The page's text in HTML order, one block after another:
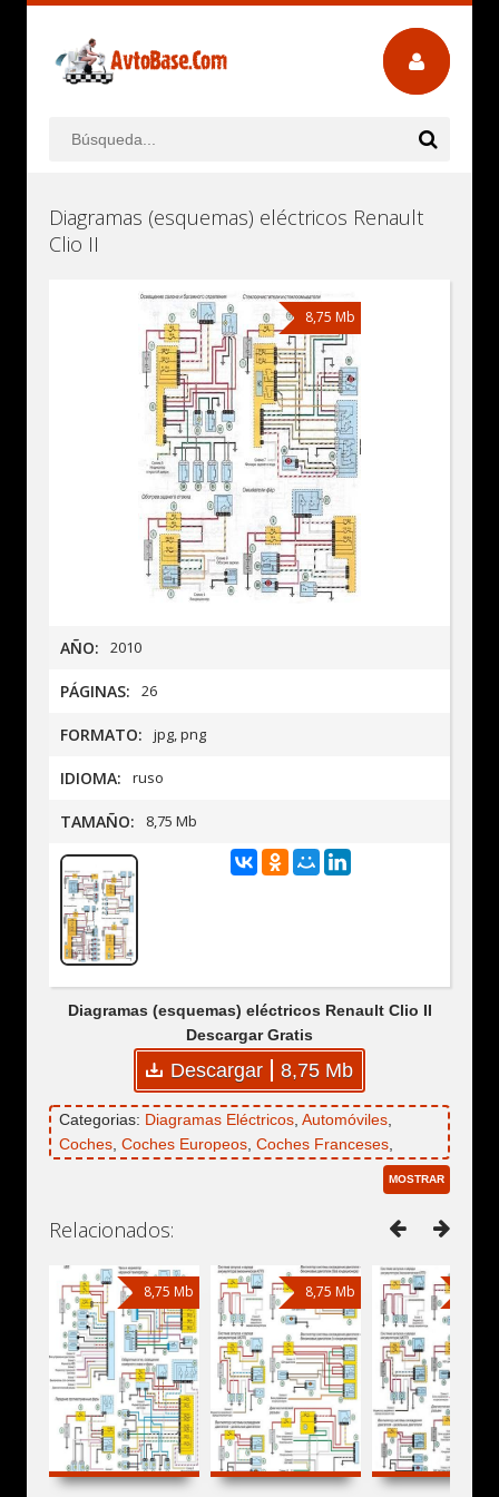
Diagramas (esquemas) eléctricos Renault
Clio II
8,75 Mb
AÑO: 2010
PÁGINAS: 26
FORMATO: jpg, png
IDIOMA: ruso
TAMAÑO: 8,75 Mb
Diagramas (esquemas) eléctricos Renault Clio II
Descargar Gratis
Descargar 8,75 Mb
Categorias: Diagramas Eléctricos, Automóviles,
Coches, Coches Europeos, Coches Franceses,
MOSTRAR
Relacionados:
8,75 Mb 8,75 Mb